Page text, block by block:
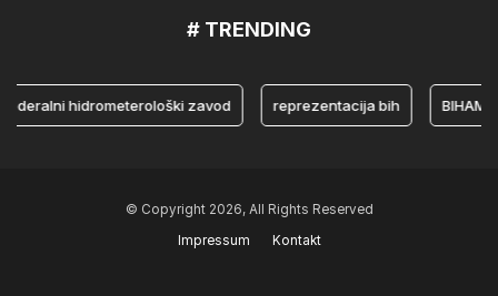
# TRENDING
hidrometerološki zavod reprezentacija bih BIHAMK
© Copyright 2026, All Rights Reserved
Impressum
Kontakt